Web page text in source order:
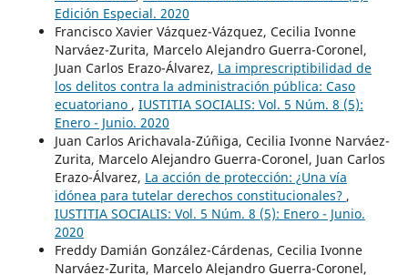
Edición Especial. 2020
Francisco Xavier Vázquez-Vázquez, Cecilia Ivonne
Narváez-Zurita, Marcelo Alejandro Guerra-Coronel,
Juan Carlos Erazo-Álvarez, La imprescriptibilidad de
los delitos contra la administración pública: Caso
ecuatoriano , IUSTITIA SOCIALIS: Vol. 5 Núm. 8 (5):
Enero - Junio. 2020
Juan Carlos Arichavala-Zúñiga, Cecilia Ivonne Narváez-
Zurita, Marcelo Alejandro Guerra-Coronel, Juan Carlos
Erazo-Álvarez, La acción de protección: ¿Una vía
idónea para tutelar derechos constitucionales? ,
IUSTITIA SOCIALIS: Vol. 5 Núm. 8 (5): Enero - Junio.
2020
Freddy Damián González-Cárdenas, Cecilia Ivonne
Narváez-Zurita, Marcelo Alejandro Guerra-Coronel,